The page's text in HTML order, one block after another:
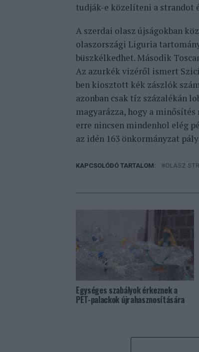
tudják-e közelíteni a strandot
A szerdai olasz újságokban
olaszországi Liguria
büszkélkedhet. Második
Az azurkék vizéről ismert
ben kiosztott kék zászlók
azonban csak tíz százalékán
magyarázza, hogy a
erre nincsen mindenhol elég
az idén 163 önkormányzat
KAPCSOLÓDÓ TARTALOM: OLASZ
Egységes szabályok érkeznek a
PET-palackok újrahasznosítására